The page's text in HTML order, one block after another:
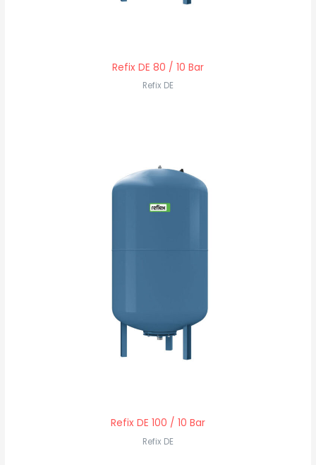
Refix DE 80 / 10 Bar
Refix DE
Refix DE 100 / 10 Bar
Refix DE